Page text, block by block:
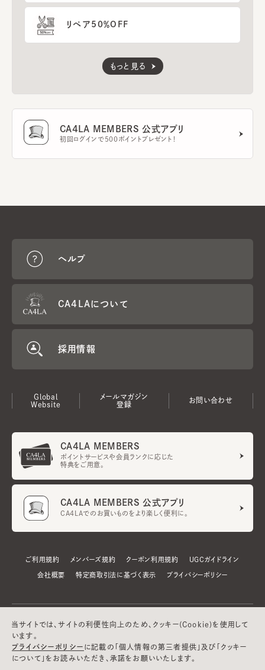
リペア50％OFF
もっと見る
CA4LA MEMBERS 公式アプリ
初回ログインで500ポイントプレゼント！
ヘルプ
CA4LAについて
採用情報
Global
Website
メールマガジン
登録
お問い合わせ
CA4LA MEMBERS
ポイントサービスや会員ランクに応じた
特典をご用意。
CA4LA MEMBERS 公式アプリ
CA4LAでのお買いものをより楽しく便利に。
ご利用規約 メンバーズ規約 クーポン利用規約 UGCガイドライン
会社概要 特定商取引法に基づく表示 プライバシーポリシー
当サイトでは、サイトの利便性向上のため、クッキー(Cookie)を使用して
います。
プライバシーポリシー に記載の「個人情報の第三者提供」及び「クッキー
について」をお読みいただき、承諾をお願いいたします。